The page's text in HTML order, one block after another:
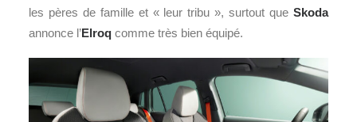
les pères de famille et « leur tribu », surtout que Skoda
annonce l’Elroq comme très bien équipé.